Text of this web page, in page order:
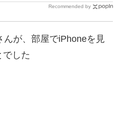
Recommended by
んが、部屋でiPhoneを見
でした